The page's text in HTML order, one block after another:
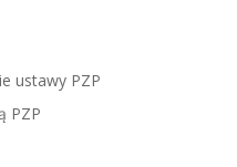
ustawy PZP
PZP